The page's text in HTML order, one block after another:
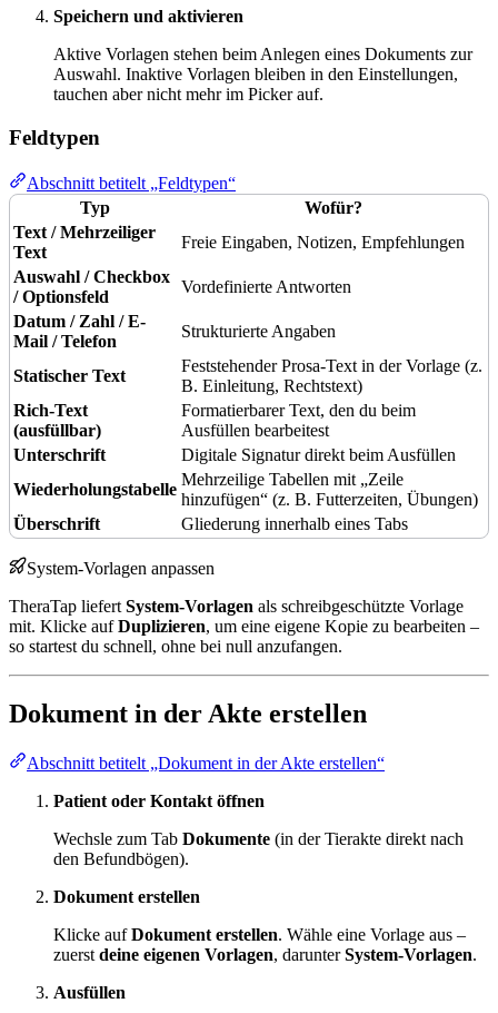
Speichern und aktivieren
Aktive Vorlagen stehen beim Anlegen eines Dokuments zur
Auswahl. Inaktive Vorlagen bleiben in den Einstellungen,
tauchen aber nicht mehr im Picker auf.
Feldtypen
Abschnitt betitelt „Feldtypen“
Typ
Wofür?
Text / Mehrzeiliger
Text
Freie Eingaben, Notizen, Empfehlungen
Auswahl / Checkbox
/ Optionsfeld
Vordefinierte Antworten
Datum / Zahl / E-
Mail / Telefon
Strukturierte Angaben
Statischer Text
Feststehender Prosa-Text in der Vorlage (z.
B. Einleitung, Rechtstext)
Rich-Text
(ausfüllbar)
Formatierbarer Text, den du beim
Ausfüllen bearbeitest
Unterschrift
Digitale Signatur direkt beim Ausfüllen
Wiederholungstabelle
Mehrzeilige Tabellen mit „Zeile
hinzufügen“ (z. B. Futterzeiten, Übungen)
Überschrift
Gliederung innerhalb eines Tabs
System-Vorlagen anpassen
TheraTap liefert System-Vorlagen als schreibgeschützte Vorlage
mit. Klicke aufDuplizieren, um eine eigene Kopie zu bearbeiten –
so startest du schnell, ohne bei null anzufangen.
Dokument in der Akte erstellen
Abschnitt betitelt „Dokument in der Akte erstellen“
Patient oder Kontakt öffnen
Wechsle zum Tab Dokumente (in der Tierakte direkt nach
den Befundbögen).
Dokument erstellen
Klicke aufDokument erstellen. Wähle eine Vorlage aus –
zuerst deine eigenen Vorlagen, darunterSystem-Vorlagen.
Ausfüllen